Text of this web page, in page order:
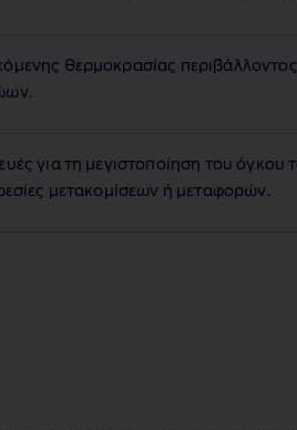
θερμοκρασίας
για τη μεγιστοποίηση του
μετακομίσεων ή μεταφορών.